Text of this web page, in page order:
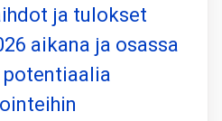
ja tulokset
aikana ja osassa